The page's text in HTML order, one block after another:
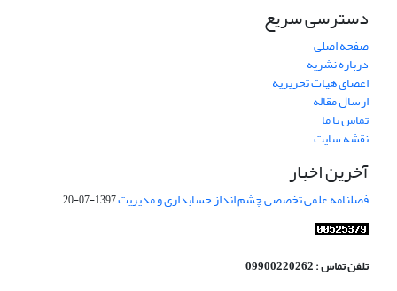
دسترسی سریع
صفحه اصلی
درباره نشریه
اعضای هیات تحریریه
ارسال مقاله
تماس با ما
نقشه سایت
آخرین اخبار
فصلنامه علمی تخصصی چشم انداز حسابداری و مدیریت1397-07-20
تلفن تماس : 09900220262